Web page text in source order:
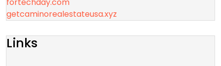
getcaminorealestateusa.xyz
Links